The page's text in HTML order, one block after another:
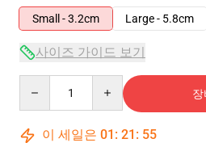
Small - 3.2cm
Large - 5.8cm
사이즈 가이드 보기
이 세일은 01 : 21 : 54